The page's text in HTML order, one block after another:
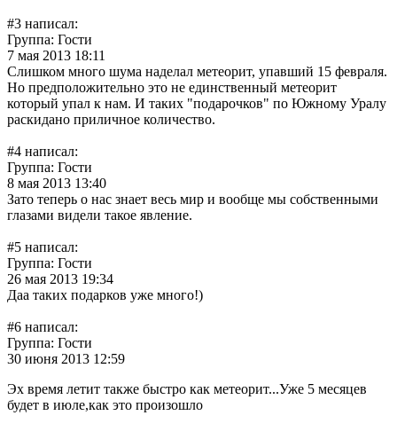
#3 написал:
Группа: Гости
7 мая 2013 18:11
Слишком много шума наделал метеорит, упавший 15 февраля.
Но предположительно это не единственный метеорит
который упал к нам. И таких "подарочков" по Южному Уралу
раскидано приличное количество.
#4 написал:
Группа: Гости
8 мая 2013 13:40
Зато теперь о нас знает весь мир и вообще мы собственными
глазами видели такое явление.
#5 написал:
Группа: Гости
26 мая 2013 19:34
Даа таких подарков уже много!)
#6 написал:
Группа: Гости
30 июня 2013 12:59
Эх время летит также быстро как метеорит...Уже 5 месяцев
будет в июле,как это произошло